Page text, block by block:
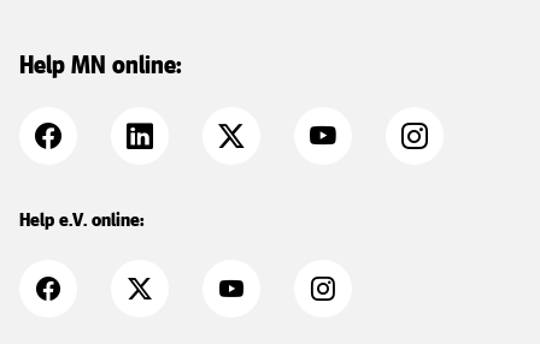
Help MN online:
Help e.V. online: